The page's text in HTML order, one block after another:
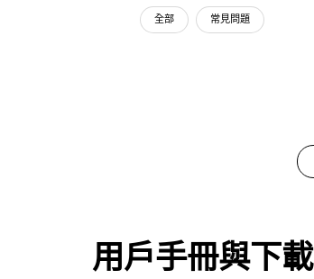
全部 常見問題
用戶手冊與下載